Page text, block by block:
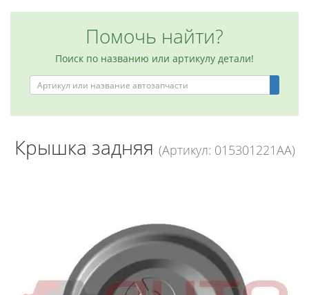
Помочь найти?
Поиск по названию или артикулу детали!
Крышка задняя (Артикул: 015301221AA)